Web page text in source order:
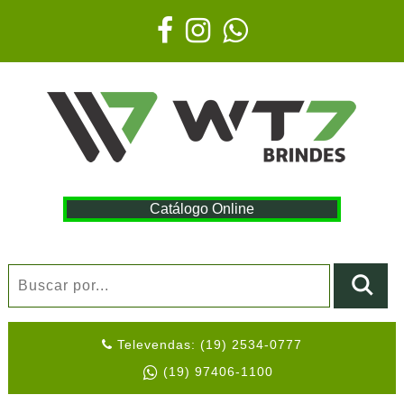
Catálogo Online
Televendas: (19) 2534-0777
(19) 97406-1100